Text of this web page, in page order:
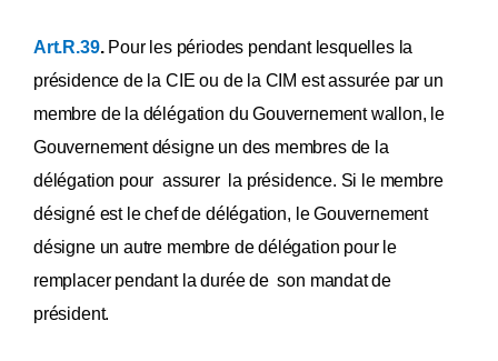
Art.R.39. Pour les périodes pendant lesquelles la
présidence de la CIE ou de la CIM est assurée par un
membre de la délégation du Gouvernement wallon, le
Gouvernement désigne un des membres de la
délégation pour assurer la présidence. Si le membre
désigné est le chef de délégation, le Gouvernement
désigne un autre membre de délégation pour le
remplacer pendant la durée de son mandat de
président.